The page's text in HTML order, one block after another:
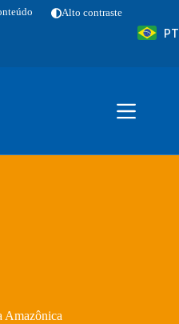
Alto contraste
PT
Amazônica